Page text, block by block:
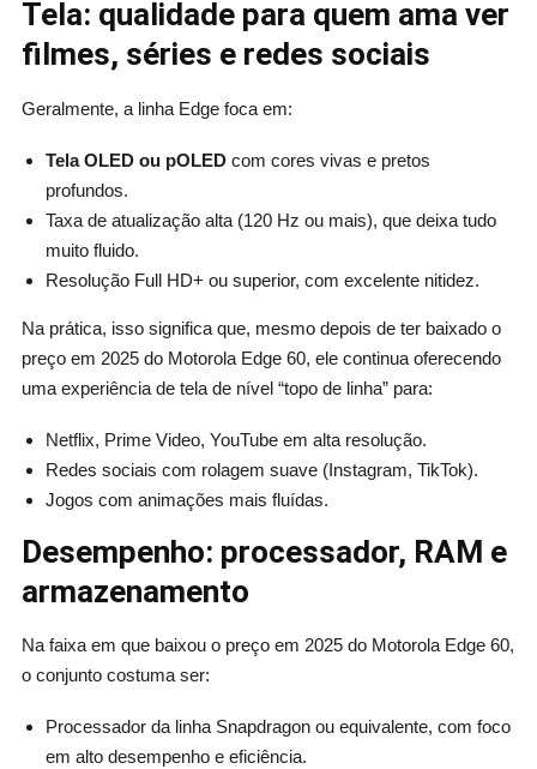
Tela: qualidade para quem ama ver
filmes, séries e redes sociais
Geralmente, a linha Edge foca em:
Tela OLED ou pOLEDcom cores vivas e pretos
profundos.
Taxa de atualização alta (120 Hz ou mais), que deixa tudo
muito fluido.
Resolução Full HD+ ou superior, com excelente nitidez.
Na prática, isso significa que, mesmo depois de ter baixado o
preço em 2025 do Motorola Edge 60, ele continua oferecendo
uma experiência de tela de nível “topo de linha” para:
Netflix, Prime Video, YouTube em alta resolução.
Redes sociais com rolagem suave (Instagram, TikTok).
Jogos com animações mais fluídas.
Desempenho: processador, RAM e
armazenamento
Na faixa em que baixou o preço em 2025 do Motorola Edge 60,
o conjunto costuma ser:
Processador da linha Snapdragon ou equivalente, com foco
em alto desempenho e eficiência.